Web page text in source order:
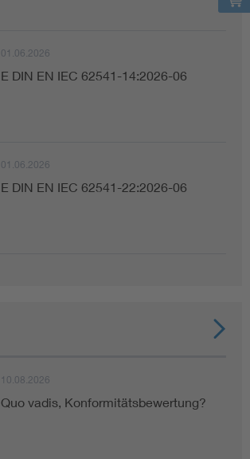
01.06.2026
E DIN EN IEC 62541-14:2026-06
01.06.2026
E DIN EN IEC 62541-22:2026-06
10.08.2026
Quo vadis, Konformitätsbewertung?